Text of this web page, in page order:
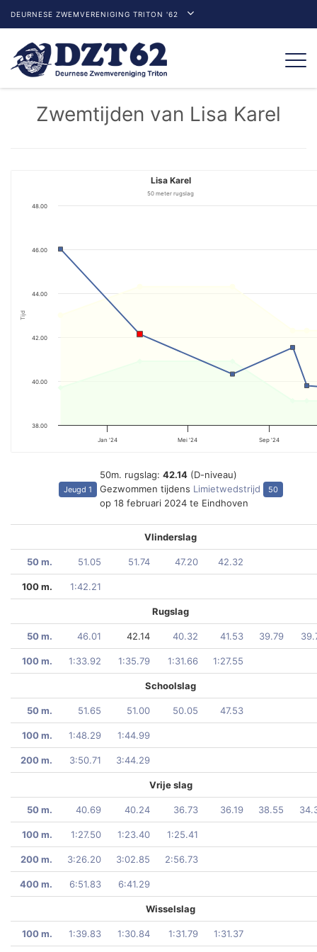
DEURNESE ZWEMVERENIGING TRITON '62
Zwemtijden van Lisa Karel
Tijd
Lisa Karel
50 meter rugslag
Jan '24 Mei '24 Sep '24
38.00
40.00
42.00
44.00
46.00
48.00
Jeugd 1
50m. rugslag: 42.14 (D-niveau)
Gezwommen tijdens Limietwedstrijd
op 18 februari 2024 te Eindhoven
50
Vlinderslag
50 m. 51.05 51.74 47.20 42.32
100 m. 1:42.21
Rugslag
50 m. 46.01 42.14 40.32 41.53 39.79
100 m. 1:33.92 1:35.79 1:31.66 1:27.55
Schoolslag
50 m. 51.65 51.00 50.05 47.53
100 m. 1:48.29 1:44.99
200 m. 3:50.71 3:44.29
Vrije slag
50 m. 40.69 40.24 36.73 36.19 38.55
100 m. 1:27.50 1:23.40 1:25.41
200 m. 3:26.20 3:02.85 2:56.73
400 m. 6:51.83 6:41.29
Wisselslag
100 m. 1:39.83 1:30.84 1:31.79 1:31.37